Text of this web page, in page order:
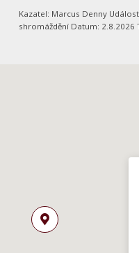
Kazatel: Marcus Denny
shromáždění Datum: 2.8.2026